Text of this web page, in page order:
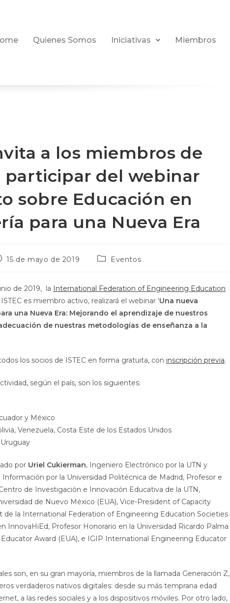
Quienes Somos Iniciativas Miembros
a los miembros de
participar del webinar
sobre Educación en
para una Nueva Era
15 de mayo de 2019 Eventos
de 2019, la International Federation of Engineering Education
es miembro activo, realizará el webinar ‘Una nueva
una Nueva Era: Mejorando el aprendizaje de nuestros
de nuestras metodologías de enseñanza a la
los socios de ISTEC en forma gratuita, con inscripción previa.
según el país, son los siguientes:
y México
Venezuela, Costa Este de los Estados Unidos
por Uriel Cukierman, Ingeniero Electrónico por la UTN y
Información por la Universidad Politécnica de Madrid, Profesor e
de Investigación e Innovación Educativa de la UTN,
de Nuevo México (EUA), Vice-President of Capacity
de la International Federation of Engineering Education Societies
InnovaHiEd, Profesor Honorario en la Universidad Ricardo Palma
Award (EUA), e IGIP International Engineering Educator
son, en su gran mayoría, miembros de la llamada Generación Z,
verdaderos nativos digitales: desde su más temprana edad
a las redes sociales y a los dispositivos móviles. Por otro lado,